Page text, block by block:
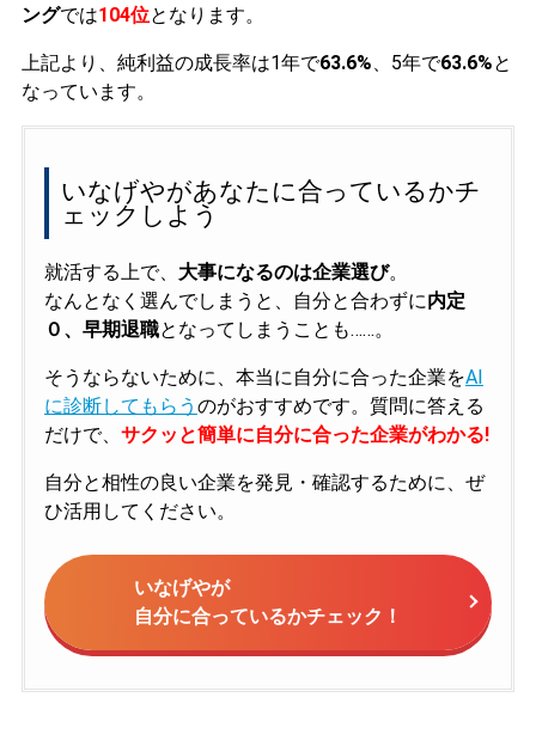
ングでは104位となります。
上記より、純利益の成長率は1年で63.6%、5年で63.6%と
なっています。
いなげやがあなたに合っているかチ
ェックしよう
就活する上で、 大事になるのは企業選び。
なんとなく選んでしまうと、自分と合わずに内定
０、早期退職となってしまうことも……。
そうならないために、本当に自分に合った企業をAI
に診断してもらう のがおすすめです。質問に答える
だけで、 サクッと簡単に自分に合った企業がわかる!
自分と相性の良い企業を発見・確認するために、ぜ
ひ活用してください。
いなげやが
自分に合っているかチェック！